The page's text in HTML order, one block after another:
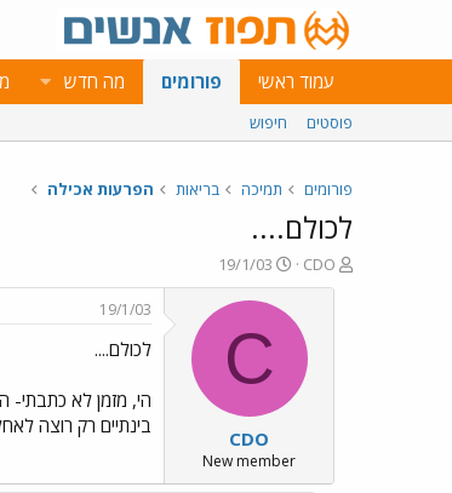
עמוד ראשי פורומים מה חדש
פוסטים חיפוש
פורומים תמיכה בריאות הפרעות אכילה
לכולם....
פ
ו
CDO
פ
ו
ר
ם
ב
א
ר
י
ך
19/1/03
C
CDO
New member
19/1/03
לכולם....
הי, מזמן לא כתבתי-
בינתיים רק רוצה